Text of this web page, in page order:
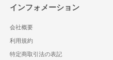
インフォメーション
会社概要
利用規約
特定商取引法の表記